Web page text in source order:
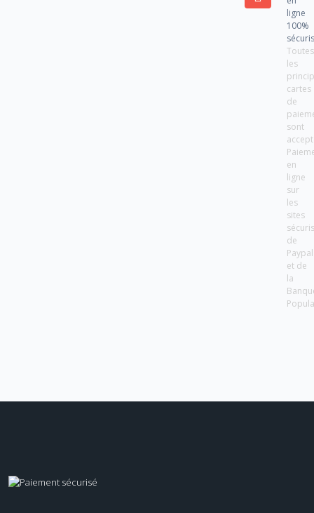
ligne
100%
Toutes
les
cartes
de
sont
en
ligne
sur
les
sites
de
Paypal
et de
la